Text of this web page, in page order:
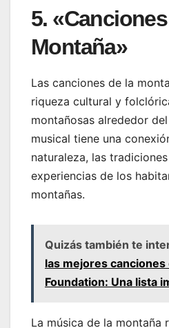
5.
Montaña»
Las canciones de la
riqueza cultural y
montañosas alrededor
musical tiene una
naturaleza, las
experiencias de los
montañas.
Quizás también te
las mejores canciones
Foundation: Una lista
La música de la montaña